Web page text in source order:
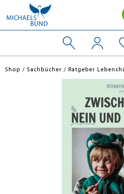
submenu
Shop Sachbücher Ratgeber